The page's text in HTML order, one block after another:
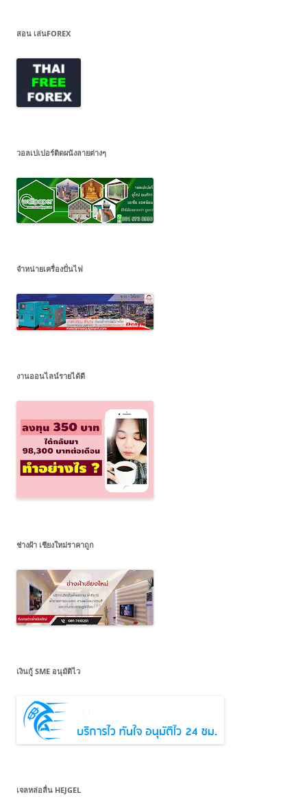
สอน เล่นFOREX
วอลเปเปอร์ติดผนังลายต่างๆ
จำหน่ายเครื่องปั่นไฟ
งานออนไลน์รายได้ดี
ช่างฝ้า เชียงใหม่ราคาถูก
เงินกู้ SME อนุมัติไว
เจลหล่อลื่น HEJGEL